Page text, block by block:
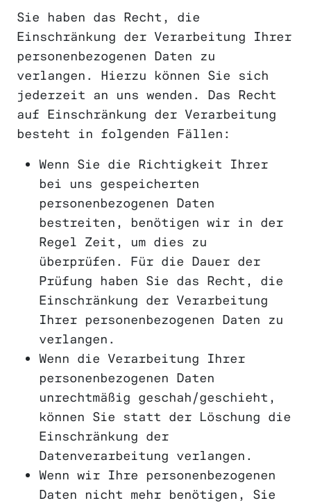
Sie haben das Recht, die
Einschränkung der Verarbeitung Ihrer
personenbezogenen Daten zu
verlangen. Hierzu können Sie sich
jederzeit an uns wenden. Das Recht
auf Einschränkung der Verarbeitung
besteht in folgenden Fällen:
Wenn Sie die Richtigkeit Ihrer
bei uns gespeicherten
personenbezogenen Daten
bestreiten, benötigen wir in der
Regel Zeit, um dies zu
überprüfen. Für die Dauer der
Prüfung haben Sie das Recht, die
Einschränkung der Verarbeitung
Ihrer personenbezogenen Daten zu
verlangen.
Wenn die Verarbeitung Ihrer
personenbezogenen Daten
unrechtmäßig geschah/geschieht,
können Sie statt der Löschung die
Einschränkung der
Datenverarbeitung verlangen.
Wenn wir Ihre personenbezogenen
Daten nicht mehr benötigen, Sie